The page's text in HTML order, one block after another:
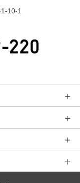
＋
＋
＋
＋
10-1